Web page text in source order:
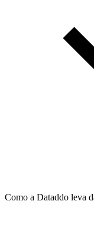
Como a Dataddo leva